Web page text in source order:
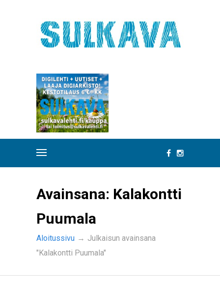
Avainsana: Kalakontti
Puumala
Aloitussivu → Julkaisun avainsana
"Kalakontti Puumala"